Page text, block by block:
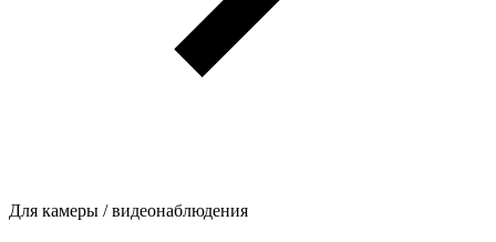
Для камеры / видеонаблюдения